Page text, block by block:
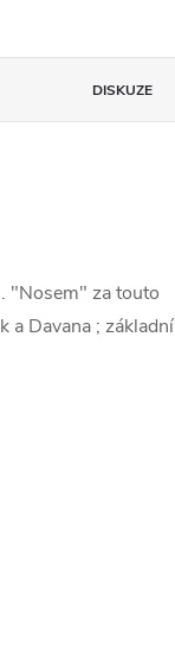
DISKUZE
"Nosem" za touto
a Davana ; základní